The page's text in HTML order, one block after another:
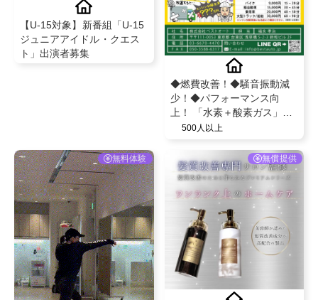
【U-15対象】新番組「U-15
ジュニアアイドル・クエス
ト」出演者募集
◆燃費改善！◆騒音振動減
少！◆パフォーマンス向
上！ 「水素＋酸素ガス」で
愛車のエンジンを新車のよ
焼室カーボンクリーニン
グ』体験者募集中！
500人以上
無料体験 無償提供